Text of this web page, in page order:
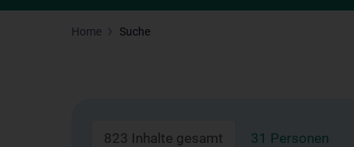
Home Suche
823 Inhalte gesamt 31 Personen